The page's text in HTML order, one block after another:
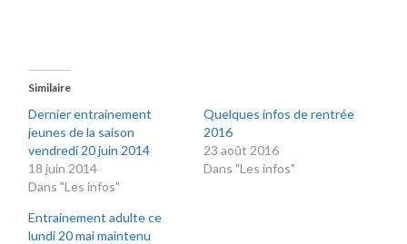
Similaire
Dernier entrainement
jeunes de la saison
vendredi 20 juin 2014
18 juin 2014
Dans "Les infos"
Quelques infos de rentrée
2016
23 août 2016
Dans "Les infos"
Entrainement adulte ce
lundi 20 mai maintenu